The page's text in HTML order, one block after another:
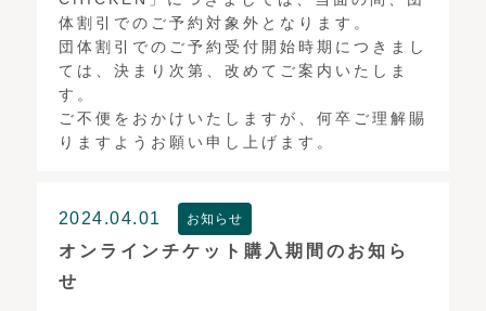
体割引でのご予約対象外となります。
団体割引でのご予約受付開始時期につきまし
ては、決まり次第、改めてご案内いたしま
す。
ご不便をおかけいたしますが、何卒ご理解賜
りますようお願い申し上げます。
2024.04.01 お知らせ
オンラインチケット購入期間のお知ら
せ